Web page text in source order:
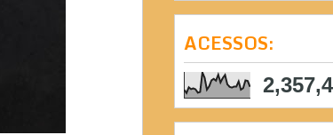
ACESSOS: